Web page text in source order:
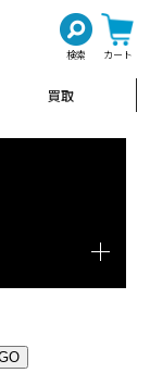
検索 カート
買取